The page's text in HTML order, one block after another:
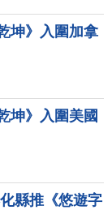
坤》入圍加拿
坤》入圍美國
縣推《悠遊字